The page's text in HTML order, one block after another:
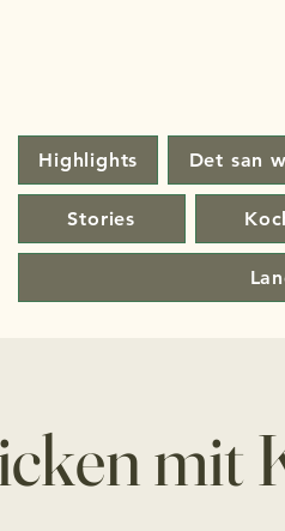
Highlights Det san
Stories
mit